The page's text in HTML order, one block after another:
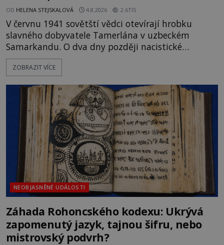
OD HELENA STEJSKALOVÁ 4.8.2026 2.6TIS
V červnu 1941 sovětští vědci otevírají hrobku
slavného dobyvatele Tamerlána v uzbeckém
Samarkandu. O dva dny později nacistické
Německo zahajuje operaci Barbarossa a napadá
Sovětský svaz. Shoda dat je natolik zarážející, že se
na legendě něco pravdy, nebo jde jen o fascinující
souhru okolností? Když antropolog Michail
Gerasimov (1907-1970) a
ZOBRAZIT VÍCE
NEOBJASNĚNÉ UDÁLOSTI
Záhada Rohoncského kodexu: Ukrývá
zapomenutý jazyk, tajnou šifru, nebo
mistrovský podvrh?